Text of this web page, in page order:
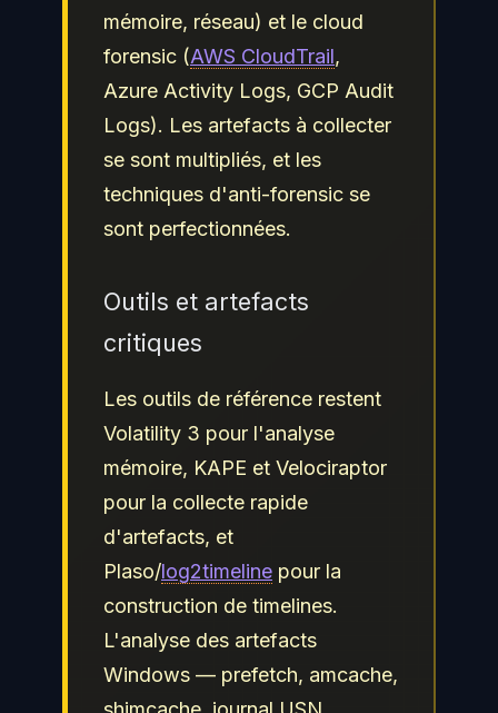
mémoire, réseau) et le cloud
forensic (AWS CloudTrail,
Azure Activity Logs, GCP Audit
Logs). Les artefacts à collecter
se sont multipliés, et les
techniques d'anti-forensic se
sont perfectionnées.
Outils et artefacts
critiques
Les outils de référence restent
Volatility 3 pour l'analyse
mémoire, KAPE et Velociraptor
pour la collecte rapide
d'artefacts, et
Plaso/log2timeline pour la
construction de timelines.
L'analyse des artefacts
Windows — prefetch, amcache,